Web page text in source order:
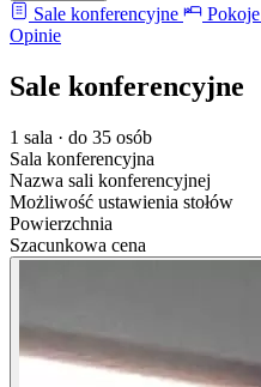
Sale konferencyjne Pokoje
Opinie
Sale konferencyjne
1 sala · do 35 osób
Sala konferencyjna
Nazwa sali konferencyjnej
Możliwość ustawienia stołów
Powierzchnia
Szacunkowa cena